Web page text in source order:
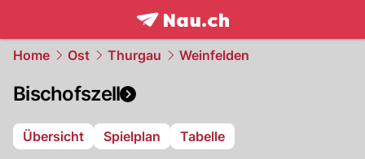
frontpage.NAU.ch
Home Ost Thurgau Weinfelden
Bischofszell
Übersicht Spielplan Tabelle